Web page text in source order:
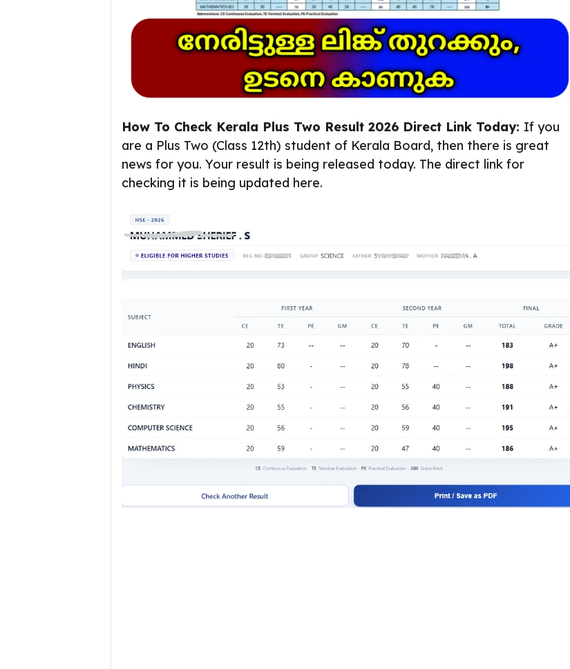
How To Check Kerala Plus Two Result 2026 Direct Link Today: If you
are a Plus Two (Class 12th) student of Kerala Board, then there is great
news for you. Your result is being released today. The direct link for
checking it is being updated here.